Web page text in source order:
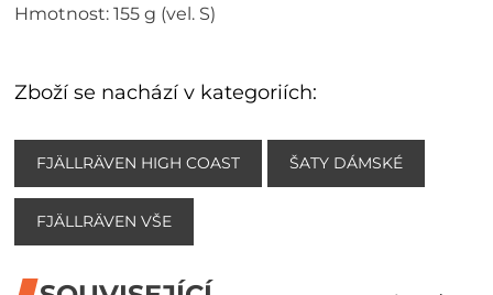
Hmotnost: 155 g (vel. S)
Zboží se nachází v kategoriích:
FJÄLLRÄVEN HIGH COAST ŠATY DÁMSKÉ
FJÄLLRÄVEN VŠE